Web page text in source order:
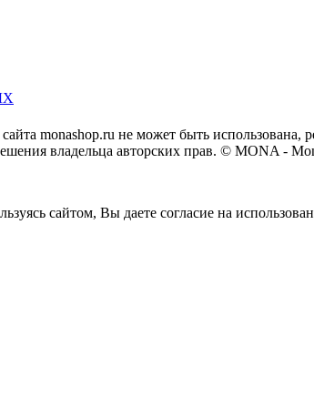
monashop.ru не может быть
владельца авторских прав. © MONA -
сайтом, Вы даете согласие на